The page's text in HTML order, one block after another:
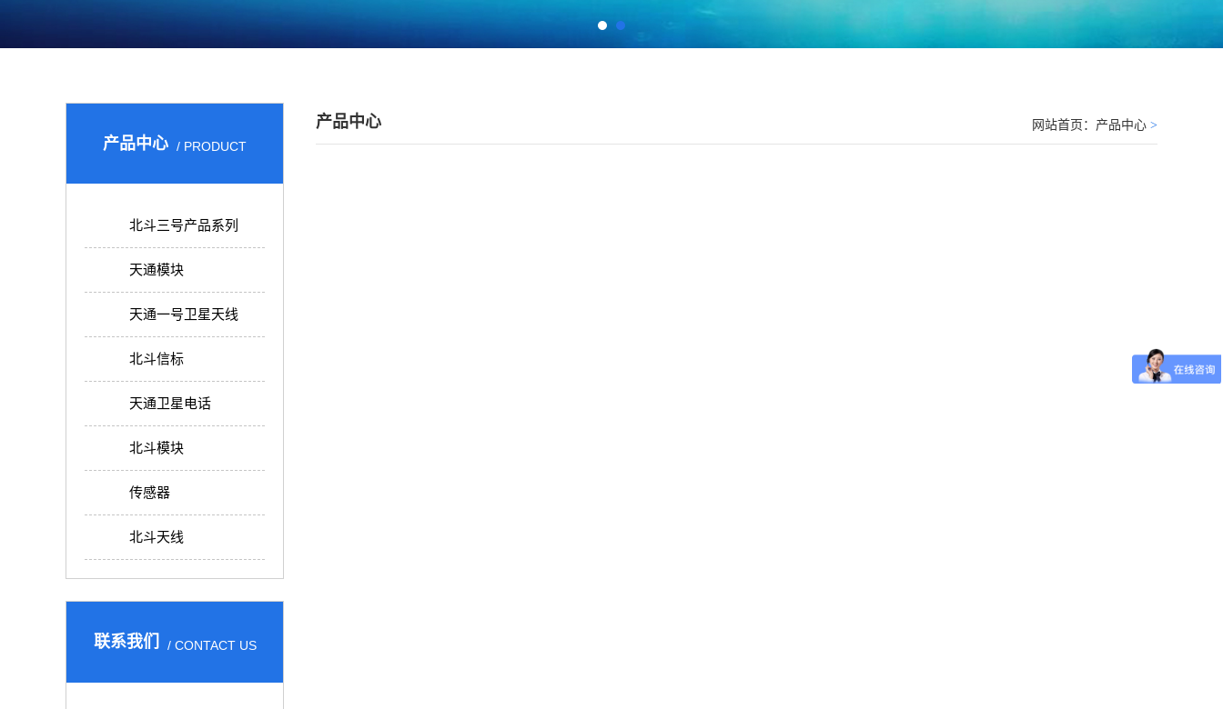
产品中心 / PRODUCT
北斗三号产品系列
天通模块
天通一号卫星天线
北斗信标
天通卫星电话
北斗模块
传感器
北斗天线
联系我们 / CONTACT US
产品中心 网站首页： 产品中心 >